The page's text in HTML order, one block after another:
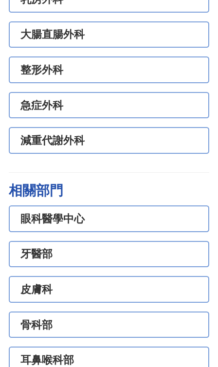
大腸直腸外科
整形外科
急症外科
減重代謝外科
相關部門
眼科醫學中心
牙醫部
皮膚科
骨科部
耳鼻喉科部